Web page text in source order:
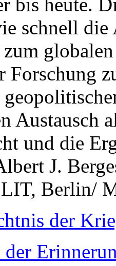
schnell die
Forschung
Austausch
und die
J.
Berlin/
der
der